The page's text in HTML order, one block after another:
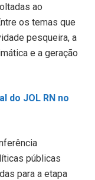
ao
os temas que
pesqueira, a
e a geração
do JOL RN no
públicas
para a etapa